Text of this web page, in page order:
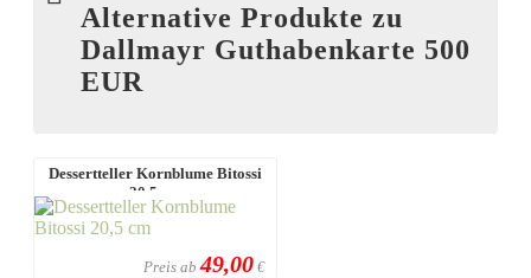
Alternative Produkte zu
Dallmayr Guthabenkarte 500
EUR
Dessertteller Kornblume Bitossi
20,5 cm
Preis ab 49,00 €